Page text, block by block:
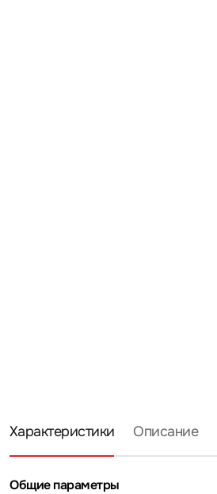
Характеристики Описание
Общие параметры